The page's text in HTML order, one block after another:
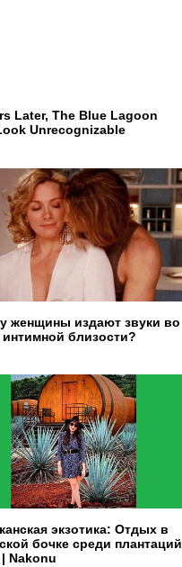
Later, The Blue Lagoon
Unrecognizable
женщины издают звуки во
близости?
экзотика: Отдых в
бочке среди плантаций
Nakonu